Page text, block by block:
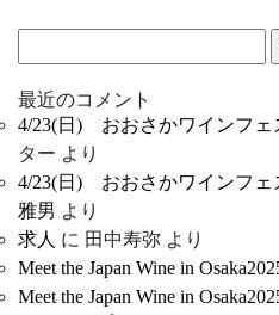
索:
最近のコメント
4/23(日) おおさかワインフェ
ター より
4/23(日) おおさかワインフェ
雅男 より
求人 に 田中寿弥 より
Meet the Japan Wine in
Meet the Japan Wine in